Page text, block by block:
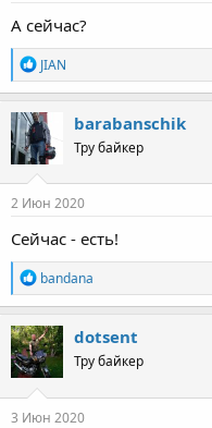
А сейчас?
R
e
a
c
t
i
o
n
s
JIAN
barabanschik
Тру байкер
2 Июн 2020
Сейчас - есть!
R
e
a
c
t
i
o
n
s
bandana
dotsent
Тру байкер
3 Июн 2020